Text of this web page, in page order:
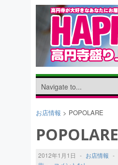
お店情報 > POPOLARE
POPOLARE
2012年1月1日 - お店情報 -